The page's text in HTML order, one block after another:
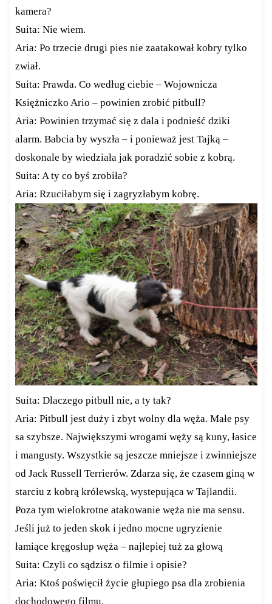
kamera?
Suita: Nie wiem.
Aria: Po trzecie drugi pies nie zaatakował kobry tylko
zwiał.
Suita: Prawda. Co według ciebie – Wojownicza
Księżniczko Ario – powinien zrobić pitbull?
Aria: Powinien trzymać się z dala i podnieść dziki
alarm. Babcia by wyszła – i ponieważ jest Tajką –
doskonale by wiedziała jak poradzić sobie z kobrą.
Suita: A ty co byś zrobiła?
Aria: Rzuciłabym się i zagryzłabym kobrę.
Suita: Dlaczego pitbull nie, a ty tak?
Aria: Pitbull jest duży i zbyt wolny dla węża. Małe psy
sa szybsze. Największymi wrogami węży są kuny, łasice
i mangusty. Wszystkie są jeszcze mniejsze i zwinniejsze
od Jack Russell Terrierów. Zdarza się, że czasem giną w
starciu z kobrą królewską, wystepująca w Tajlandii.
Poza tym wielokrotne atakowanie węża nie ma sensu.
Jeśli już to jeden skok i jedno mocne ugryzienie
łamiące kręgosłup węża – najlepiej tuż za głową
Suita: Czyli co sądzisz o filmie i opisie?
Aria: Ktoś poświęcił życie głupiego psa dla zrobienia
dochodowego filmu.